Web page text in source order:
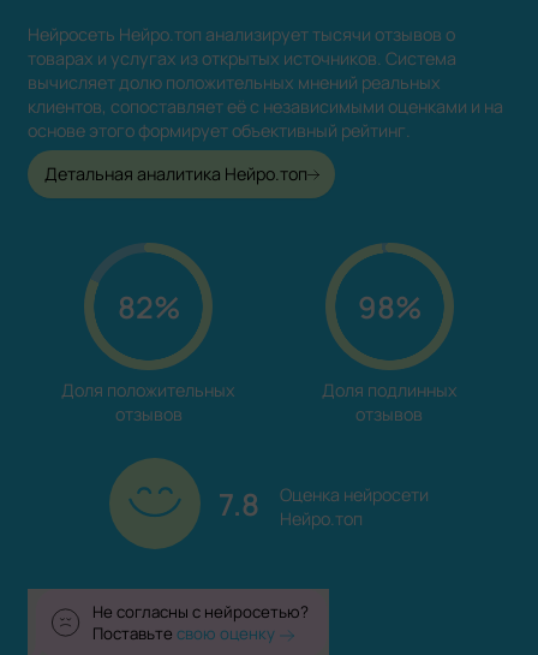
Нейросеть Нейро.топ анализирует тысячи отзывов о
товарах и услугах из открытых источников. Система
вычисляет долю положительных мнений реальных
клиентов, сопоставляет её с независимыми оценками и на
основе этого формирует объективный рейтинг.
Детальная аналитика Нейро.топ
82%
Доля положительных
отзывов
98%
Доля подлинных
отзывов
7.8
Оценка нейросети
Нейро.топ
Не согласны с нейросетью?
Поставьтесвою оценку